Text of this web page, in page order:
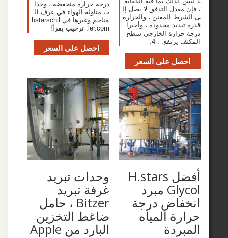
التدفق لا يصل إل
المقنن ، والحرارة
محدودة ، وأخيرا
الخارجي سطح
على السعر
درجة حرارة منخفضة ، وحدا
ت مناولة الهواء في غرف ال
مناجم وغيرها في hstarschil
ler.com. ترحيب يقرأ!
احصل على السعر
أفضل H.stars
Glycol مبرد
درجة
المياه
وحدات تبريد
غرفة تبريد
Bitzer ، حامل
ضاغط التخزين
البارد من Apple